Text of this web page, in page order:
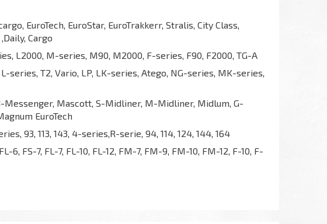
EuroTech, EuroStar, EuroTrakkerr, Stralis, City Class,
Cargo
L2000, M-series, M90, M2000, F-series, F90, F2000, TG-A
L-series, T2, Vario, LP, LK-series, Atego, NG-series, MK-series,
Messenger, Mascott, S-Midliner, M-Midliner, Midlum, G-
EuroTech
93, 113, 143, 4-series,R-serie, 94, 114, 124, 144, 164
6, FS-7, FL-7, FL-10, FL-12, FM-7, FM-9, FM-10, FM-12, F-10, F-